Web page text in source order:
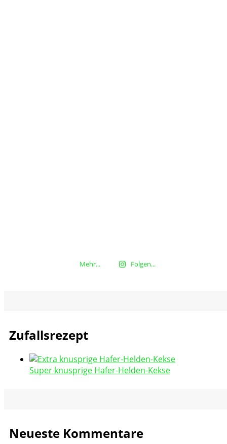
Mehr... Folgen...
Zufallsrezept
Super knusprige Hafer-Helden-Kekse
Neueste Kommentare